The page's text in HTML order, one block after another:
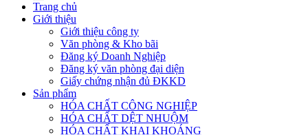
Trang chủ
Giới thiệu
Giới thiệu công ty
Văn phòng & Kho bãi
Đăng ký Doanh Nghiệp
Đăng ký văn phòng đại diện
Giấy chứng nhận đủ ĐKKD
Sản phẩm
HÓA CHẤT CÔNG NGHIỆP
HÓA CHẤT DỆT NHUỘM
HÓA CHẤT KHAI KHOÁNG